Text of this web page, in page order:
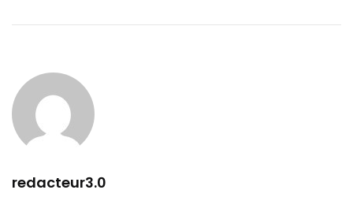
redacteur3.0